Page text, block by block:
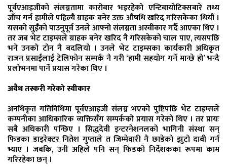
पूर्वएआइजीको संलग्नतामा कारोबार भइरहेको एन्टिबायोटिक्सबारे तथ्य
जाँच गर्न हामीले पहिल्यै ग्राहक बनेर उक्त औषधि खरिद गरिसकेका थियौं ।
यसको सुइँको पाउनुपूर्व उनले आफ्नो संलग्नता अस्वीकार गर्दै आएका थिए ।
तर जब भेट टाइम्सले ग्राहक बनेर खरिद नै गरिसकेको चाल पाए, त्यसपछि
भने उनको टोन नै बदलियो । उनले भेट टाइम्सका कार्यकारी अधिकृत
राजन प्रसाईंलाई टेलिफोन सम्पर्क नै गरी ‘हामी सहयोग गर्ने मान्छे हो’ भन्दै
प्रलोभनमा पार्ने प्रयास गरेका थिए ।
अवैध तस्करी गरेको स्वीकार
अनधिकृत गतिविधिमा पूर्वएआइजी संलग्न भएको पुष्टिपछि भेट टाइम्सले
कम्पनीका आधिकारिक व्यक्तिसँग सम्पर्कको प्रयास गरेको थिए । तर प्रायः
सबै अधिकारी पन्छिए । सिद्धदेवी इन्टरनेशनलको भागिनी संस्था सन्
फिडका डाइरेक्टर नितेश गुप्ताले त जिम्मेवारी नै छाडेको झुटो दाबी गर्न
भ्याए । जबकि, उनी अहिले पनि सन् फिडको निर्देशकका रूपमा काम
गरिरहेका छन् ।